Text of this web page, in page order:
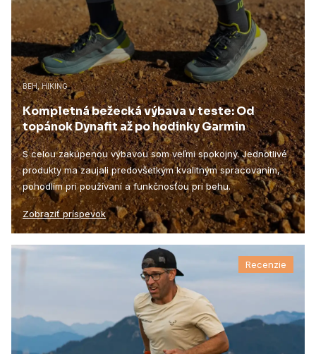
BEH, HIKING
Kompletná bežecká výbava v teste: Od
topánok Dynafit až po hodinky Garmin
S celou zakúpenou výbavou som veľmi spokojný. Jednotlivé
produkty ma zaujali predovšetkým kvalitným spracovaním,
pohodlím pri používaní a funkčnosťou pri behu.
Zobraziť príspevok
Recenzie